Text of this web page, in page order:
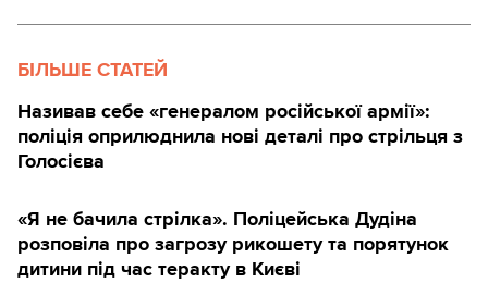
БІЛЬШЕ СТАТЕЙ
Називав себе «генералом російської армії»:
поліція оприлюднила нові деталі про стрільця з
Голосієва
«Я не бачила стрілка». Поліцейська Дудіна
розповіла про загрозу рикошету та порятунок
дитини під час теракту в Києві